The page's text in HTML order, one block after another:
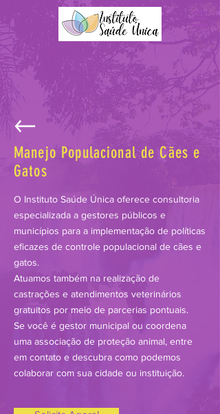
Manejo Populacional de Cães e
Gatos
O Instituto Saúde Única oferece consultoria
especializada a gestores públicos e
municípios para a implementação de políticas
eficazes de controle populacional de cães e
gatos.
Atuamos também na realização de
castrações e atendimentos veterinários
gratuitos por meio de parcerias pontuais.
Se você é gestor municipal ou coordena
uma associação de proteção animal, entre
em contato e descubra como podemos
colaborar com sua cidade ou instituição.